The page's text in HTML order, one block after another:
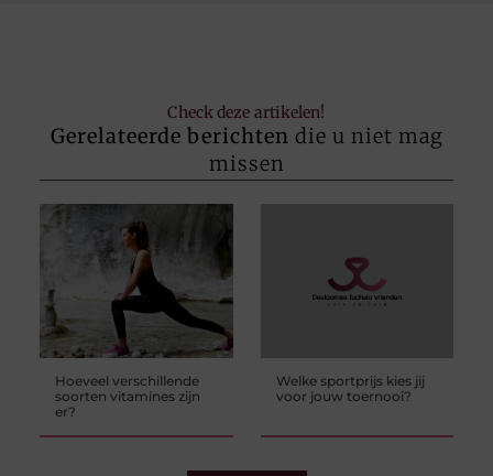
Check deze artikelen!
Gerelateerde berichten die u niet mag
missen
Hoeveel verschillende
soorten vitamines zijn
er?
Welke sportprijs kies jij
voor jouw toernooi?